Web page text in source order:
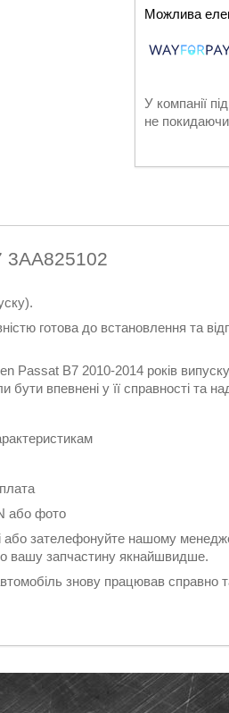
У компанії
не
3AA825102
готова до встановлення та
Passat B7 2010-2014 років
впевнені у її справності та
або фото
зателефонуйте нашому
вашу запчастину якнайшвидше.
знову працював справно